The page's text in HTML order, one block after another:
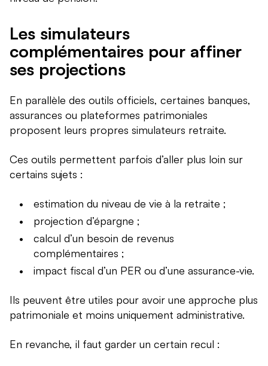
Les simulateurs
complémentaires pour affiner
ses projections
En parallèle des outils officiels, certaines banques,
assurances ou plateformes patrimoniales
proposent leurs propres simulateurs retraite.
Ces outils permettent parfois d’aller plus loin sur
certains sujets :
estimation du niveau de vie à la retraite ;
projection d’épargne ;
calcul d’un besoin de revenus
complémentaires ;
impact fiscal d’un PER ou d’une assurance-vie.
Ils peuvent être utiles pour avoir une approche plus
patrimoniale et moins uniquement administrative.
En revanche, il faut garder un certain recul :